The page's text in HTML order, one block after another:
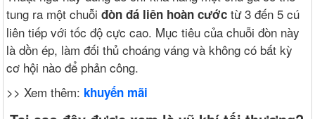
tung ra một chuỗi đòn đá liên hoàn cước từ 3 đến 5 cú
liên tiếp với tốc độ cực cao. Mục tiêu của chuỗi đòn này
là dồn ép, làm đối thủ choáng váng và không có bất kỳ
cơ hội nào để phản công.
>> Xem thêm: khuyến mãi